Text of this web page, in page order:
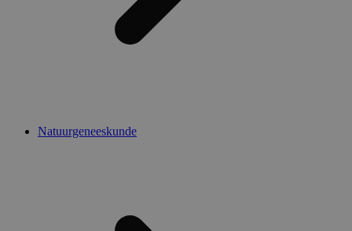
Natuurgeneeskunde